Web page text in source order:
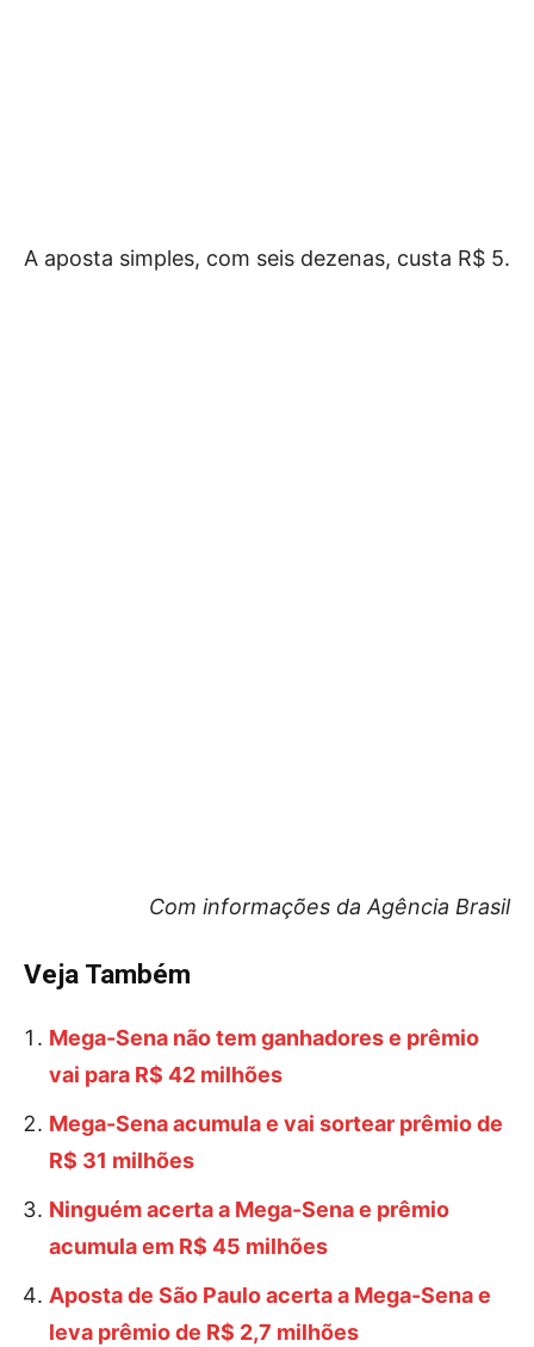
A aposta simples, com seis dezenas, custa R$ 5.
Com informações da Agência Brasil
Veja Também
Mega-Sena não tem ganhadores e prêmio
vai para R$ 42 milhões
Mega-Sena acumula e vai sortear prêmio de
R$ 31 milhões
Ninguém acerta a Mega-Sena e prêmio
acumula em R$ 45 milhões
Aposta de São Paulo acerta a Mega-Sena e
leva prêmio de R$ 2,7 milhões